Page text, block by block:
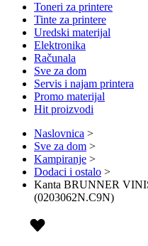
Toneri za printere
Tinte za printere
Uredski materijal
Elektronika
Računala
Sve za dom
Servis i najam printera
Promo materijal
Hit proizvodi
Naslovnica >
Sve za dom >
Kampiranje >
Dodaci i ostalo >
Kanta BRUNNER
(0203062N.C9N)